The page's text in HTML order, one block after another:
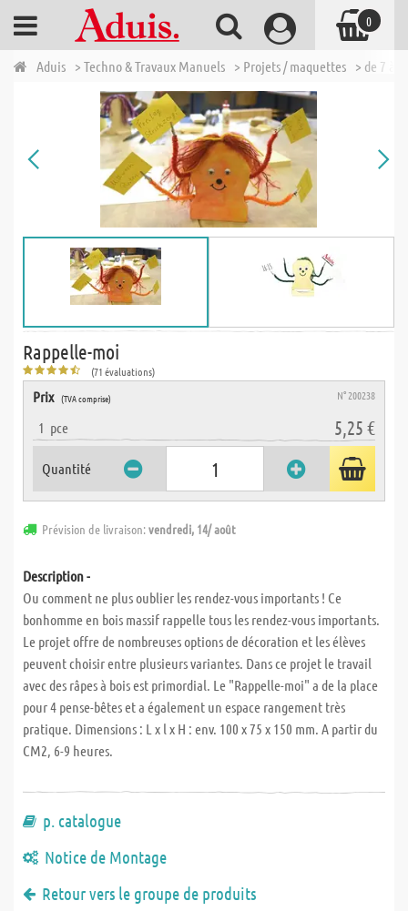
Aduis > Techno & Travaux Manuels > Projets / maquettes > de 7 à
Rappelle-moi
(71 évaluations)
Prix (TVA comprise) N° 200238
1 pce 5,25 €
Quantité
Prévision de livraison:vendredi, 14/ août
Description -
Ou comment ne plus oublier les rendez-vous importants ! Ce
bonhomme en bois massif rappelle tous les rendez-vous importants.
Le projet offre de nombreuses options de décoration et les élèves
peuvent choisir entre plusieurs variantes. Dans ce projet le travail
avec des râpes à bois est primordial. Le "Rappelle-moi" a de la place
pour 4 pense-bêtes et a également un espace rangement très
pratique. Dimensions : L x l x H : env. 100 x 75 x 150 mm. A partir du
CM2, 6-9 heures.
p. catalogue
Notice de Montage
Retour vers le groupe de produits
0